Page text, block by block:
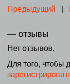
Предыдущий |
— отзывы
Нет отзывов.
Для того, чтобы